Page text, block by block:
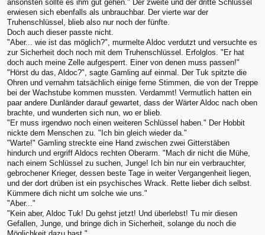
ansonsten sollte es ihm gut gehen." Der zweite und der dritte Schlüssel
erwiesen sich ebenfalls als unbrauchbar. Der vierte war der
Truhenschlüssel, blieb also nur noch der fünfte.
Doch auch dieser passte nicht.
"Aber... wie ist das möglich?", murmelte Aldoc verdutzt und versuchte es
zur Sicherheit doch noch mit dem Truhenschlüssel. Erfolglos. "Er hat
doch auch meine Zelle aufgesperrt. Einer von denen muss passen!"
"Hörst du das, Aldoc?", sagte Gamling auf einmal. Der Tuk spitzte die
Ohren und vernahm tatsächlich einige ferne Stimmen, die von der Treppe
bei der Wachstube kommen mussten. Verdammt! Vermutlich hatten ein
paar andere Dunländer darauf gewartet, dass der Wärter Aldoc nach oben
brachte, und wunderten sich nun, wo er blieb.
"Er muss irgendwo noch einen weiteren Schlüssel haben." Der Hobbit
nickte dem Menschen zu. "Ich bin gleich wieder da."
"Warte!" Gamling streckte eine Hand zwischen zwei Gitterstäben
hindurch und ergriff Aldocs rechten Oberarm. "Mach dir nicht die Mühe,
nach einem Schlüssel zu suchen, Junge! Ich bin nur ein verbrauchter,
gebrochener Krieger, dessen beste Tage in weiter Vergangenheit liegen,
und der dort drüben ist ein psychisches Wrack. Rette lieber dich selbst.
Kümmere dich nicht um solche wie uns."
"Aber..."
"Kein aber, Aldoc Tuk! Du gehst jetzt! Und überlebst! Tu mir diesen
Gefallen, Junge, und bringe dich in Sicherheit, solange du noch die